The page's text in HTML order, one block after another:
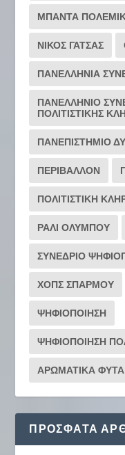
ΜΠΑΝΤΑ
ΝΙΚΟΣ ΓΑΤΣΑΣ
ΠΑΝΕΛΛΗΝΙΑ
ΠΑΝΕΛΛΗΝΙΟ
ΠΟΛΙΤΙΣΤΙΚΗΣ
ΠΑΝΕΠΙΣΤΗΜΙΟ
ΠΕΡΙΒΑΛΛΟΝ
ΠΟΛΙΤΙΣΤΙΚΗ
ΡΆΛΙ ΟΛΎΜΠΟΥ
ΣΥΝΕΔΡΙΟ
ΧΟΠΣ ΣΠΑΡΜΟΥ
ΨΗΦΙΟΠΟΙΗΣΗ
ΨΗΦΙΟΠΟΙΗΣΗ
ΑΡΩΜΑΤΙΚΑ ΦΥΤΑ
ΠΡΌΣΦΑΤΑ